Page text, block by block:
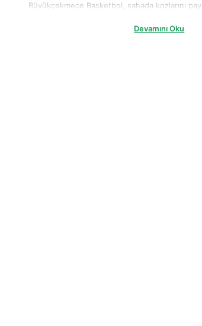
Büyükçekmece Basketbol, sahada kozlarını
Beşiktaş Basketbol - Büyükçekmece Basketbol
Devamını Oku